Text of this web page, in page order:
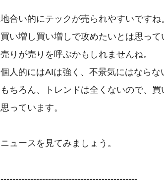
地合い的にテックが売られやすいですね
買い増し買い増しで攻めたいとは思って
売りが売りを呼ぶかもしれませんね。
個人的にはAIは強く、不景気にはならな
もちろん、トレンドは全くないので、
思っています。
ニュースを見てみましょう。
----------------------------------------------